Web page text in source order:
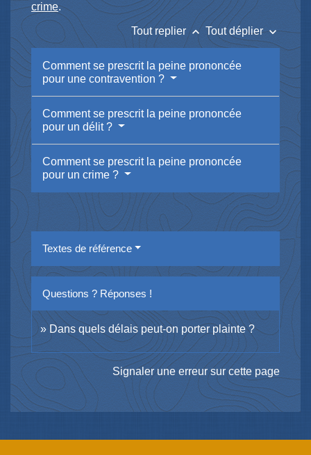
crime.
Tout replier keyboard_arrow_up Tout déplierkeyboard_arrow_down
Comment se prescrit la peine prononcée
pour une contravention ?
Comment se prescrit la peine prononcée
pour un délit ?
Comment se prescrit la peine prononcée
pour un crime ?
Textes de référence
Questions ? Réponses !
Dans quels délais peut-on porter plainte ?
Signaler une erreur sur cette page